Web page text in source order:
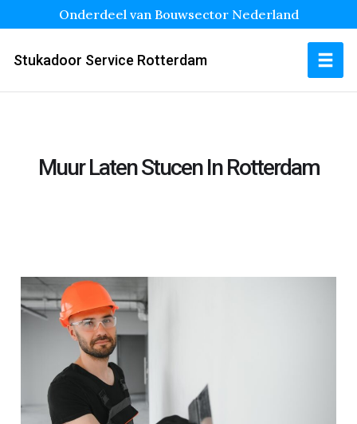
Onderdeel van Bouwsector Nederland
Stukadoor Service Rotterdam
Muur Laten Stucen In Rotterdam